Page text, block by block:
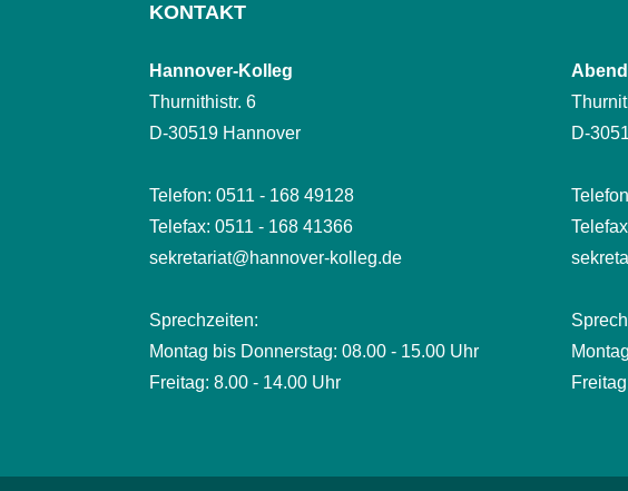
KONTAKT
Hannover-Kolleg
Thurnithistr. 6
D-30519 Hannover
Telefon: 0511 - 168 49128
Telefax: 0511 - 168 41366
sekretariat@hannover-kolleg.de
Sprechzeiten:
Montag bis Donnerstag: 08.00 - 15.00 Uhr
Freitag: 8.00 - 14.00 Uhr
D-